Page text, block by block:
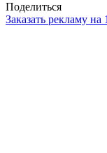
Поделиться
Заказать рекламу на